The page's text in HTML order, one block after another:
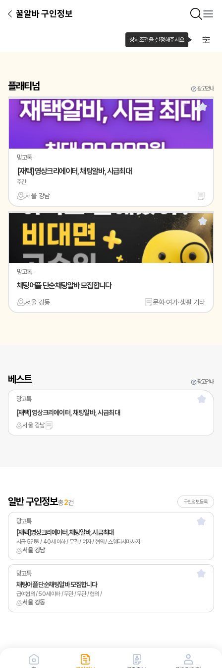
꿀알바 구인정보
상세조건을 설정해주세요
플래티넘 광고안내
망고톡
[재택]영상크리에이터, 채팅알바, 시급최대
주간
서울 강남
망고톡
채팅어플 단순채팅알바 모집합니다
서울 강동 문화·여가·생활 기타
베스트 광고안내
망고톡
[재택]영상크리에이터, 채팅알바, 시급최대
서울 강남
일반 구인정보총2건 구인정보등록
서울 강남
망고톡
[재택]영상크리에이터, 채팅알바, 시급최대
시급 5만원 / 40세 이하 / 무관 / 여자 / 협의 / 스웨디시마사지
서울 강동
망고톡
채팅어플 단순채팅알바 모집합니다
급여협의 / 50세 이하 / 무관 / 무관 / 협의 /